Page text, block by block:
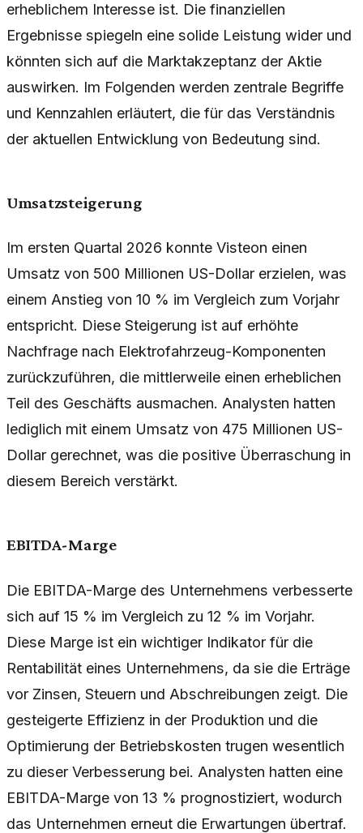
erheblichem Interesse ist. Die finanziellen
Ergebnisse spiegeln eine solide Leistung wider und
könnten sich auf die Marktakzeptanz der Aktie
auswirken. Im Folgenden werden zentrale Begriffe
und Kennzahlen erläutert, die für das Verständnis
der aktuellen Entwicklung von Bedeutung sind.
Umsatzsteigerung
Im ersten Quartal 2026 konnte Visteon einen
Umsatz von 500 Millionen US-Dollar erzielen, was
einem Anstieg von 10 % im Vergleich zum Vorjahr
entspricht. Diese Steigerung ist auf erhöhte
Nachfrage nach Elektrofahrzeug-Komponenten
zurückzuführen, die mittlerweile einen erheblichen
Teil des Geschäfts ausmachen. Analysten hatten
lediglich mit einem Umsatz von 475 Millionen US-
Dollar gerechnet, was die positive Überraschung in
diesem Bereich verstärkt.
EBITDA-Marge
Die EBITDA-Marge des Unternehmens verbesserte
sich auf 15 % im Vergleich zu 12 % im Vorjahr.
Diese Marge ist ein wichtiger Indikator für die
Rentabilität eines Unternehmens, da sie die Erträge
vor Zinsen, Steuern und Abschreibungen zeigt. Die
gesteigerte Effizienz in der Produktion und die
Optimierung der Betriebskosten trugen wesentlich
zu dieser Verbesserung bei. Analysten hatten eine
EBITDA-Marge von 13 % prognostiziert, wodurch
das Unternehmen erneut die Erwartungen übertraf.